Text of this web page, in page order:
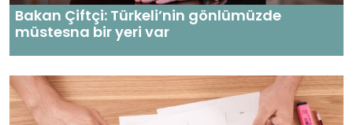
Bakan Çiftçi: Türkeli’nin gönlümüzde
müstesna bir yeri var